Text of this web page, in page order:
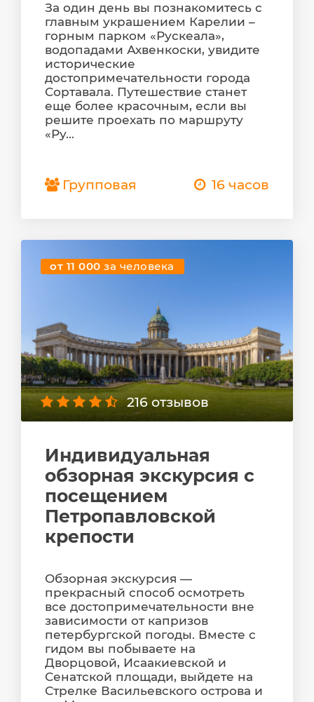
За один день вы познакомитесь с
главным украшением Карелии –
горным парком «Рускеала»,
водопадами Ахвенкоски, увидите
исторические
достопримечательности города
Сортавала. Путешествие станет
еще более красочным, если вы
решите проехать по маршруту
«Ру...
Групповая 16 часов
от 11 000за человека
216 отзывов
Индивидуальная
обзорная экскурсия с
посещением
Петропавловской
крепости
Обзорная экскурсия —
прекрасный способ осмотреть
все достопримечательности вне
зависимости от капризов
петербургской погоды. Вместе с
гидом вы побываете на
Дворцовой, Исаакиевской и
Сенатской площади, выйдете на
Стрелке Васильевского острова и